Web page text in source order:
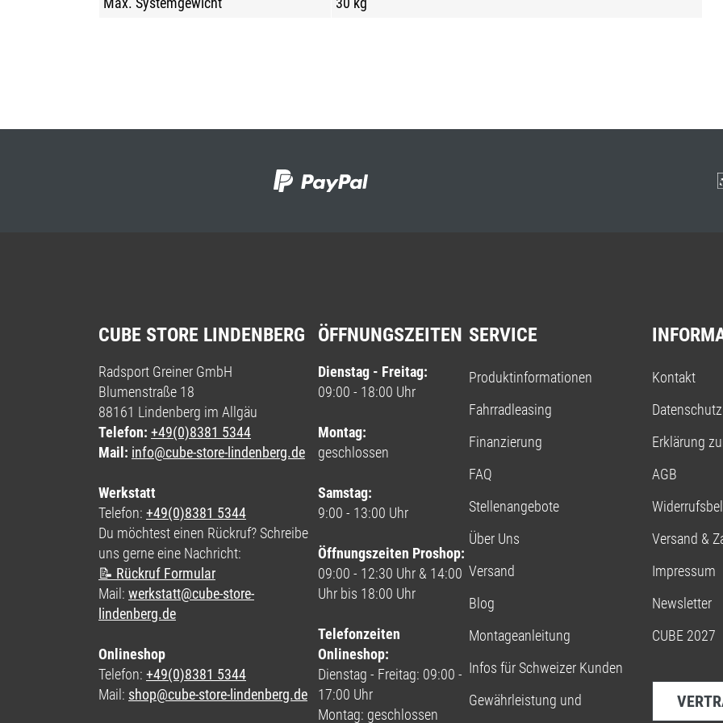
CUBE STORE LINDENBERG
Radsport Greiner GmbH
Blumenstraße 18
88161 Lindenberg im Allgäu
Telefon: +49(0)8381 5344
Mail: info@cube-store-lindenberg.de
Werkstatt
Telefon: +49(0)8381 5344
Du möchtest einen Rückruf? Schreibe
uns gerne eine Nachricht:
📝 Rückruf Formular
Mail: werkstatt@cube-store-
lindenberg.de
Onlineshop
Telefon: +49(0)8381 5344
Mail: shop@cube-store-lindenberg.de
ÖFFNUNGSZEITEN
Dienstag - Freitag:
09:00 - 18:00 Uhr
Montag:
geschlossen
Samstag:
9:00 - 13:00 Uhr
Öffnungszeiten Proshop:
09:00 - 12:30 Uhr & 14:00
Uhr bis 18:00 Uhr
Telefonzeiten
Onlineshop:
Dienstag - Freitag: 09:00 -
17:00 Uhr
Montag: geschlossen
SERVICE
Produktinformationen
Fahrradleasing
Finanzierung
FAQ
Stellenangebote
Über Uns
Versand
Blog
Montageanleitung
Infos für Schweizer Kunden
Gewährleistung und
Kontakt
Datenschutz
Erklärung
AGB
Versand &
Impressum
Newsletter
CUBE 2027